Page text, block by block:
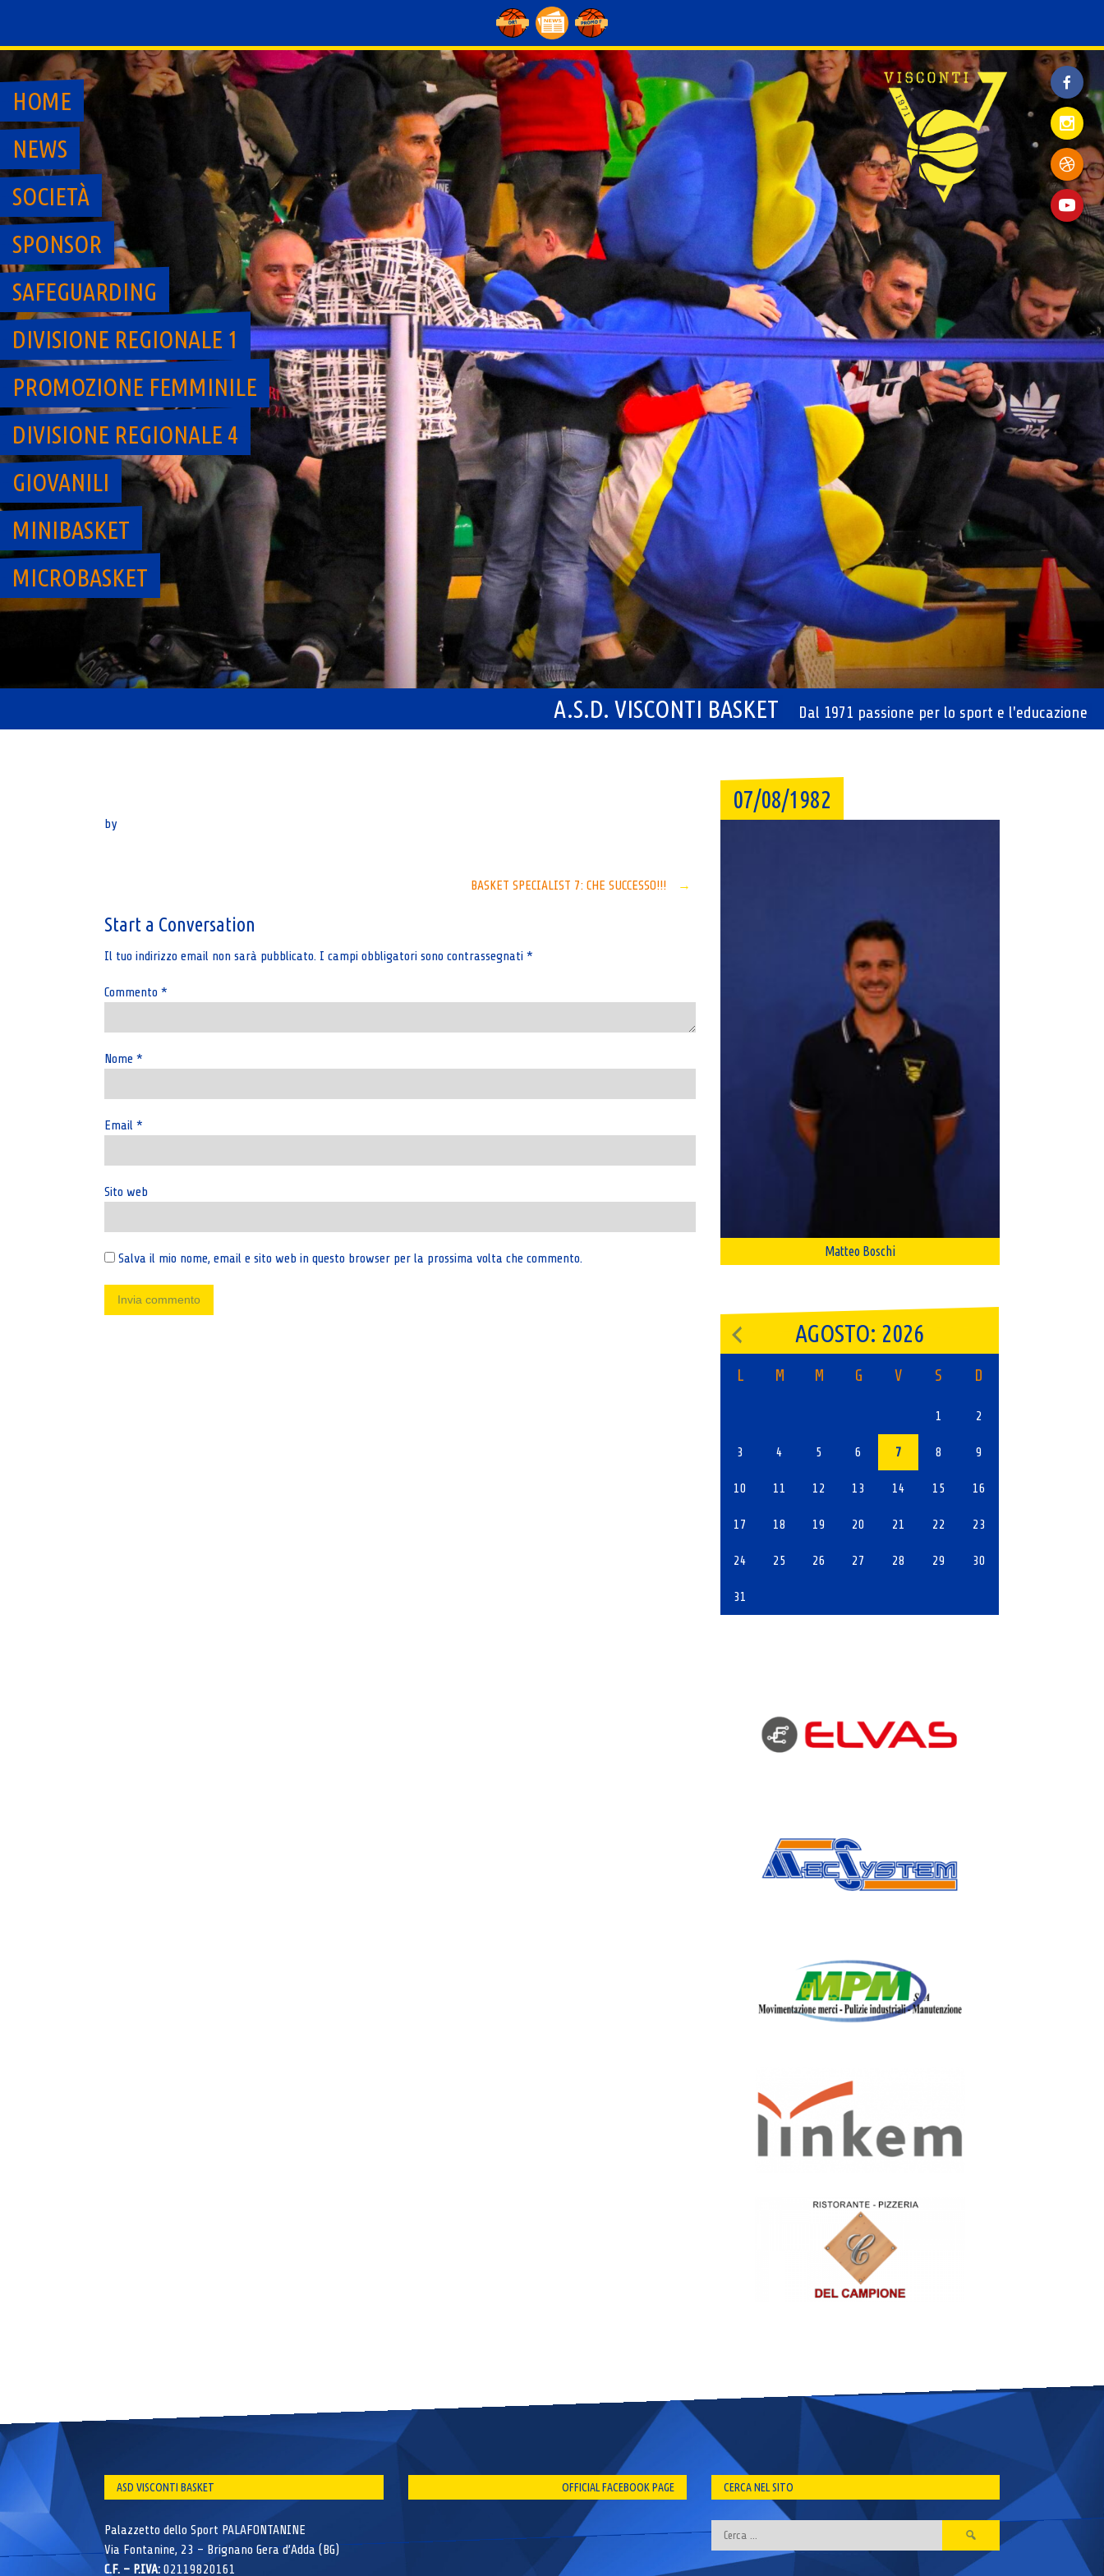
content
A.S.D. VISCONTI BASKET Dal 1971 passione per lo sport e l'educazione
HOME
NEWS
SOCIETÀ
SPONSOR
SAFEGUARDING
DIVISIONE REGIONALE 1
PROMOZIONE FEMMINILE
DIVISIONE REGIONALE 4
GIOVANILI
MINIBASKET
MICROBASKET
by
navigation
BASKET SPECIALIST 7: CHE SUCCESSO!!! →
Start a Conversation
Il tuo indirizzo email non sarà pubblicato. I campi obbligatori sono contrassegnati *
Commento *
Nome *
Email *
Sito web
Salva il mio nome, email e sito web in questo browser per la prossima volta che commento.
07/08/1982
Matteo Boschi
AGOSTO: 2026
L M M G V S D
1 2
3 4 5 6 7 8 9
10 11 12 13 14 15 16
17 18 19 20 21 22 23
24 25 26 27 28 29 30
31
ASD VISCONTI BASKET
Palazzetto dello Sport PALAFONTANINE
Via Fontanine, 23 – Brignano Gera d’Adda (BG)
C.F. – P.IVA: 02119820161
OFFICIAL FACEBOOK PAGE CERCA NEL SITO
Ricerca
per: